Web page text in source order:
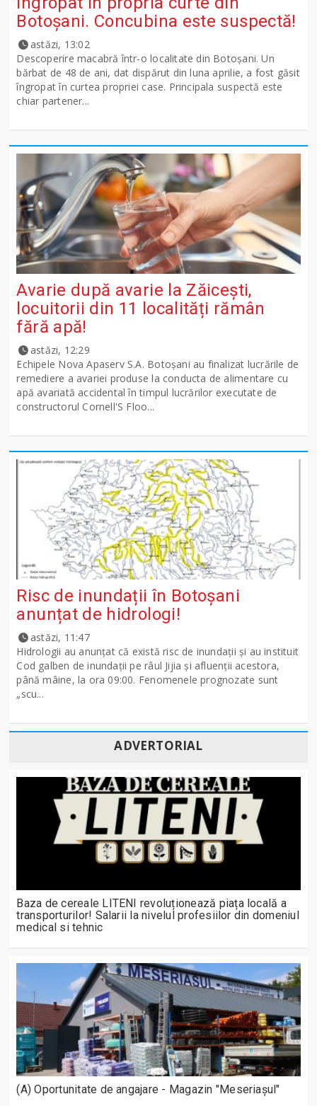
Botoșani. Concubina este suspectă!
astăzi, 13:02
Descoperire macabră într-o localitate din Botoșani. Un
bărbat de 48 de ani, dat dispărut din luna aprilie, a fost găsit
îngropat în curtea propriei case. Principala suspectă este
chiar partener...
Avarie după avarie la Zăicești,
locuitorii din 11 localități rămân
fără apă!
astăzi, 12:29
Echipele Nova Apaserv S.A. Botoșani au finalizat lucrările de
remediere a avariei produse la conducta de alimentare cu
apă avariată accidental în timpul lucrărilor executate de
constructorul Cornell'S Floo...
Risc de inundații în Botoșani
anunțat de hidrologi!
astăzi, 11:47
Hidrologii au anunțat că există risc de inundații și au instituit
Cod galben de inundații pe râul Jijia și afluenții acestora,
până mâine, la ora 09:00. Fenomenele prognozate sunt
„scu...
ADVERTORIAL
Baza de cereale LITENI revoluționează piața locală a
transporturilor! Salarii la nivelul profesiilor din domeniul
medical si tehnic
(A) Oportunitate de angajare - Magazin "Meseriașul"